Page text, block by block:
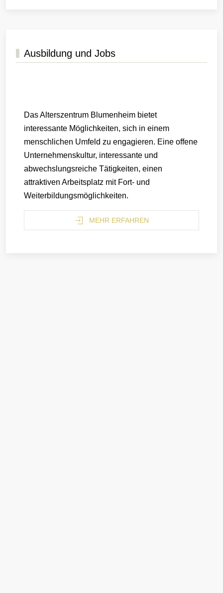
Ausbildung und Jobs
Das Alterszentrum Blumenheim bietet
interessante Möglichkeiten, sich in einem
menschlichen Umfeld zu engagieren. Eine offene
Unternehmenskultur, interessante und
abwechslungsreiche Tätigkeiten, einen
attraktiven Arbeitsplatz mit Fort- und
Weiterbildungsmöglichkeiten.
MEHR ERFAHREN